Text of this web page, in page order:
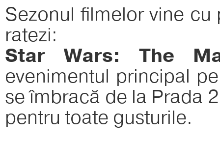
Sezonul filmelor vine
ratezi:
Star Wars: The
evenimentul principal
se îmbracă de la Prada
pentru toate gusturile.